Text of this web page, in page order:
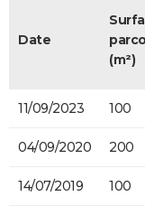
Date
(m²)
11/09/2023 100
04/09/2020 200
14/07/2019 100